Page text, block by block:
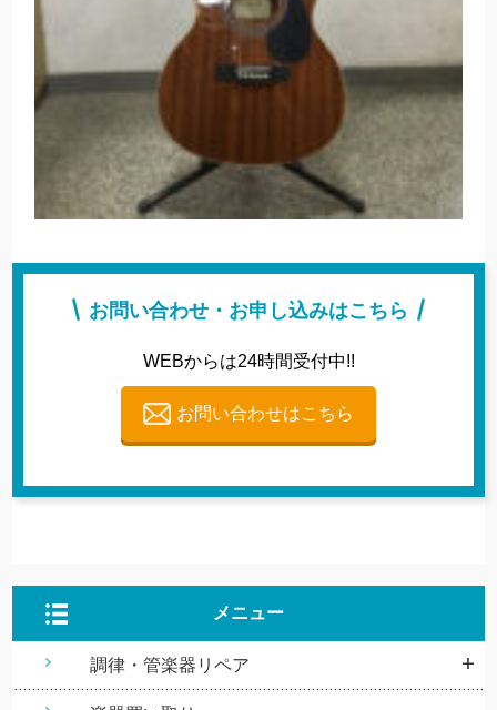
お問い合わせ・お申し込みはこちら
WEBからは24時間受付中!!
お問い合わせはこちら
メニュー
調律・管楽器リペア